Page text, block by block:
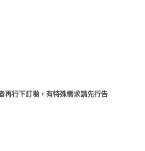
再行下訂喲，有特殊需求請先行告